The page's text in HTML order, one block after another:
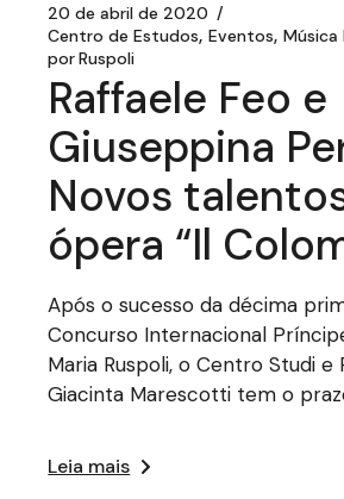
20 de abril de 2020
Centro de Estudos Eventos Música
porRuspoli
Raffaele Feo e
Giuseppina
Novos
ópera “Il
Após o sucesso da décima
Concurso Internacional
Maria Ruspoli, o Centro Studi e
Giacinta Marescotti tem o
Leia mais